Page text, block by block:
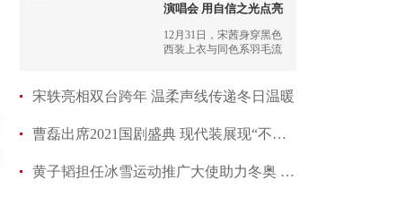
演唱会 用自信之光点亮
12月31日，宋茜身穿黑色
西装上衣与同色系羽毛流
会，带来全新的舞台演
绎。
宋轶亮相双台跨年 温柔声线传递冬日温暖
曹磊出席2021国剧盛典 现代装展现“不一样”个
黄子韬担任冰雪运动推广大使助力冬奥 发布新歌